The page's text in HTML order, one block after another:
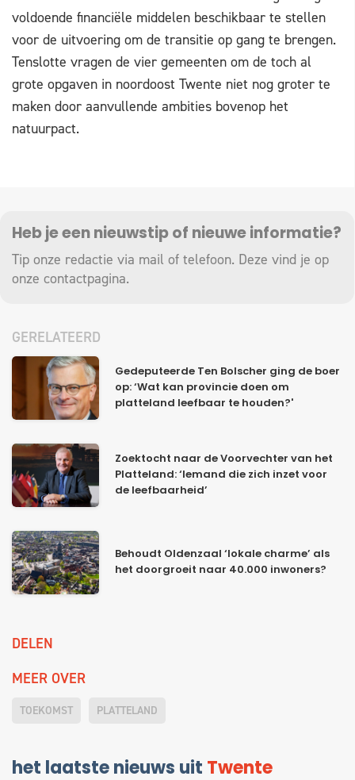
voldoende financiële middelen beschikbaar te stellen
voor de uitvoering om de transitie op gang te brengen.
Tenslotte vragen de vier gemeenten om de toch al
grote opgaven in noordoost Twente niet nog groter te
maken door aanvullende ambities bovenop het
natuurpact.
Heb je een nieuwstip of nieuwe informatie?
Tip onze redactie via mail of telefoon. Deze vind je op
onze contactpagina.
GERELATEERD
Gedeputeerde Ten Bolscher ging de boer
op: ‘Wat kan provincie doen om
platteland leefbaar te houden?'
Zoektocht naar de Voorvechter van het
Platteland: ‘Iemand die zich inzet voor
de leefbaarheid’
Behoudt Oldenzaal ‘lokale charme’ als
het doorgroeit naar 40.000 inwoners?
DELEN
MEER OVER
TOEKOMST PLATTELAND
het laatste nieuws uit Twente